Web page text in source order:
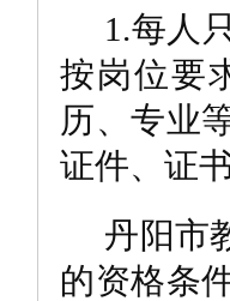
1.每人
按岗位要
历、专业
证件、证
丹阳市
的资格条